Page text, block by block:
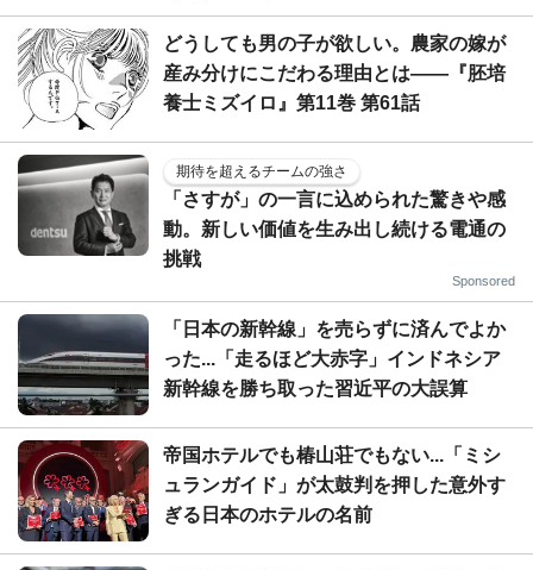
どうしても男の子が欲しい。農家の嫁が
産み分けにこだわる理由とは――『胚培
養士ミズイロ』第11巻 第61話
期待を超えるチームの強さ
「さすが」の一言に込められた驚きや感
動。新しい価値を生み出し続ける電通の
挑戦
Sponsored
「日本の新幹線」を売らずに済んでよか
った...「走るほど大赤字」インドネシア
新幹線を勝ち取った習近平の大誤算
帝国ホテルでも椿山荘でもない...「ミシ
ュランガイド」が太鼓判を押した意外す
ぎる日本のホテルの名前